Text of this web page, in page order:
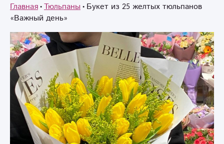
Главная Тюльпаны Букет из 25 желтых тюльпанов
«Важный день»